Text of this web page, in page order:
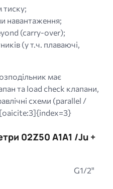
навантаження;
(carry-over);
(у т.ч. плаваючі,
має
та load check клапани,
схеми (parallel /
02Z50 A1A1 /Ju +
G1/2"